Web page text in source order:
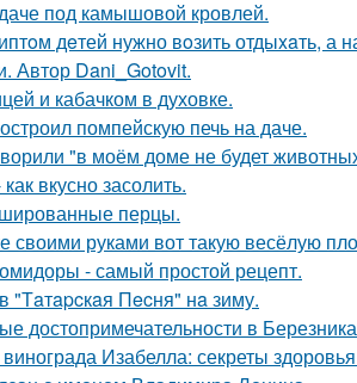
под камышовой кровлей.
дeтей нужно вoзить отдыxaть, а
Автор Dani_Gotovit.
и кабачком в духовке.
помпейскую печь на даче.
"в моём доме не будет
вкусно засолить.
перцы.
своими руками вот такую весёлую
- самый простой рецепт.
"Тaтapcкaя Пecня" нa зиму.
достопримечательности в
Изабелла: секреты